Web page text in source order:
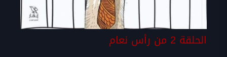
الحلقة 2 من رأس نعام